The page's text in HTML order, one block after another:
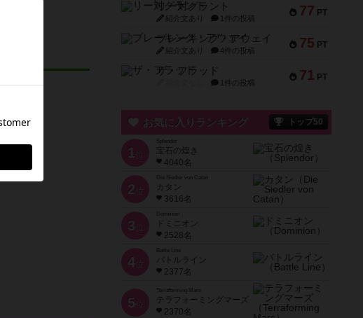
77 PT
リー対グラント
紹介文あり 1件の投稿
75 PT
ブレーキング・アウェイ
紹介文あり 4件の投稿
71 PT
ザ・フラッド
1件の投稿
お気に入りランキング トップ50
1 位
宝石の煌き
4040名
2 位
Die Siedler von Catan
カタン
3616名
3 位
ドミニオン
2528名
4位
Battle Line
バトルライン
2377名
5 位
Terraforming Mars
テラフォーミングマーズ
2370名